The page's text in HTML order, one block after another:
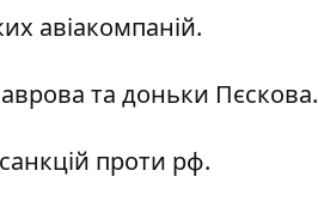
авіакомпаній.
та доньки Пєскова.
проти рф.